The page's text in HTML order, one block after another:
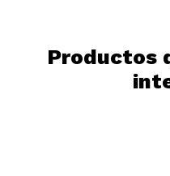
Productos